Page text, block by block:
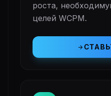
роста,
целей WCPM.
arrow_forward